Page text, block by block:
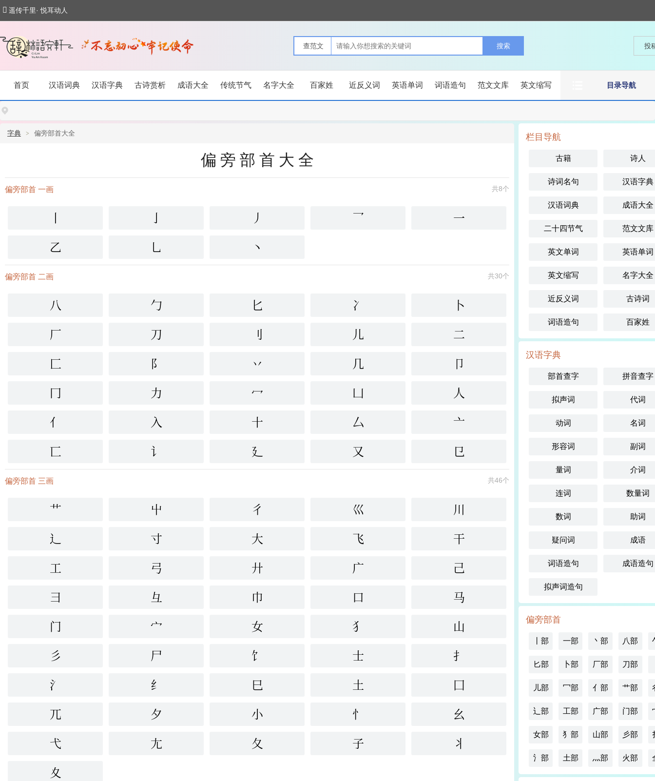
遥传千里· 悦耳动人
投
目录导航
首页 汉语词典 汉语字典 古诗赏析 成语大全 传统节气 名字大全 百家姓 近反义词 英语单词 词语造句 范文文库 英文缩写
字典 偏旁部首大全
偏旁部首大全
共8个
偏旁部首 一画
丨 亅 丿 乛
一
乙
乚 丶
共30个
偏旁部首 二画
八 勹 匕 冫
卜
厂
刀 刂 儿
二
匚
阝 丷 几
卩
冂
力 冖 凵
人
亻
入 十 厶
亠
匸
讠 廴 又 㔾
共46个
偏旁部首 三画
艹 屮 彳 巛
川
辶
寸 大 飞
干
工
弓 廾 广
己
彐
彑 巾 口
马
门
宀 女 犭
山
彡
尸 饣 士
扌
氵
纟 巳 土
囗
兀
夕 小 忄
幺
弋
尢 夂 子
丬
夊
栏目导航
古籍 诗人
诗词名句 汉语字典
汉语词典 成语大全
二十四节气 范文文库
英文单词 英语单词
英文缩写 名字大全
近反义词 古诗词
词语造句 百家姓
汉语字典
部首查字 拼音查字
拟声词 代词
动词 名词
形容词 副词
量词 介词
连词 数量词
数词 助词
疑问词 成语
词语造句 成语造句
拟声词造句
偏旁部首
丨部 一部 丶部 八部
匕部 卜部 厂部 刀部
儿部 冖部 亻部 艹部
辶部 工部 广部 门部
女部 犭部 山部 彡部
氵部 土部 灬部 火部